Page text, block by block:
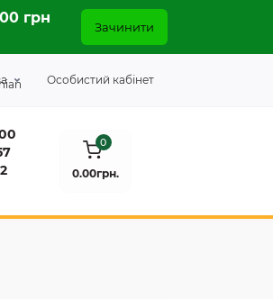
грн
Зачинити
Особистий кабінет
0
0.00грн.